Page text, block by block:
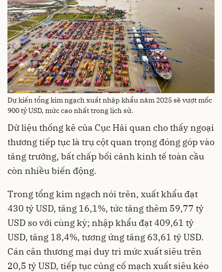
Dự kiến tổng kim ngạch xuất nhập khẩu năm 2025 sẽ vượt mốc
900 tỷ USD, mức cao nhất trong lịch sử.
Dữ liệu thống kê của Cục Hải quan cho thấy ngoại
thương tiếp tục là trụ cột quan trọng đóng góp vào
tăng trưởng, bất chấp bối cảnh kinh tế toàn cầu
còn nhiều biến động.
Trong tổng kim ngạch nói trên, xuất khẩu đạt
430 tỷ USD, tăng 16,1%, tức tăng thêm 59,77 tỷ
USD so với cùng kỳ; nhập khẩu đạt 409,61 tỷ
USD, tăng 18,4%, tương ứng tăng 63,61 tỷ USD.
Cán cân thương mại duy trì mức xuất siêu trên
20,5 tỷ USD, tiếp tục củng cố mạch xuất siêu kéo